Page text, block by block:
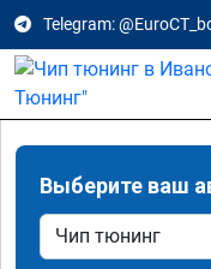
Telegram:
Выберите ваш